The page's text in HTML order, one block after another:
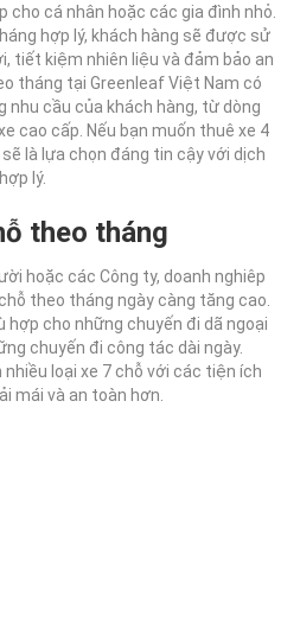
cho cá nhân hoặc các gia đình nhỏ.
hợp lý, khách hàng sẽ được sử
tiết kiệm nhiên liệu và đảm bảo an
tháng tại Greenleaf Việt Nam có
nhu cầu của khách hàng, từ dòng
cao cấp. Nếu bạn muốn thuê xe 4
là lựa chọn đáng tin cậy với dịch
lý.
theo tháng
hoặc các Công ty, doanh nghiêp
theo tháng ngày càng tăng cao.
hợp cho những chuyến đi dã ngoại
chuyến đi công tác dài ngày.
loại xe 7 chỗ với các tiện ích
mái và an toàn hơn.